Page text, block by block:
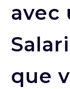
avec
que